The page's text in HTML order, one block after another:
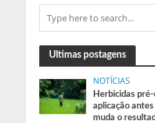
Ultimas postagens
NOTÍCIAS
Herbicidas
aplicação
muda o